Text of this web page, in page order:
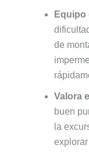
Equipo
de
Valora
buen
la